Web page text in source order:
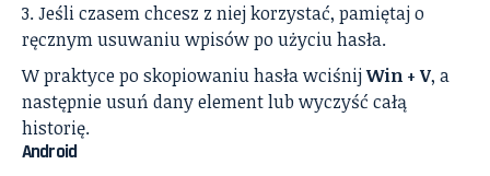
Jeśli czasem chcesz z niej korzystać, pamiętaj o
ręcznym usuwaniu wpisów po użyciu hasła.
W praktyce po skopiowaniu hasła wciśnijWin + V, a
następnie usuń dany element lub wyczyść całą
historię.
Android